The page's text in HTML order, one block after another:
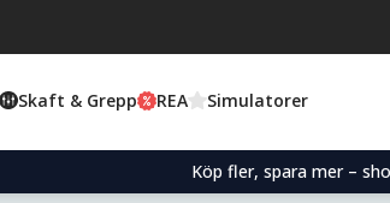
Skaft & Grepp REA Simulatorer
Köp fler, spara mer –